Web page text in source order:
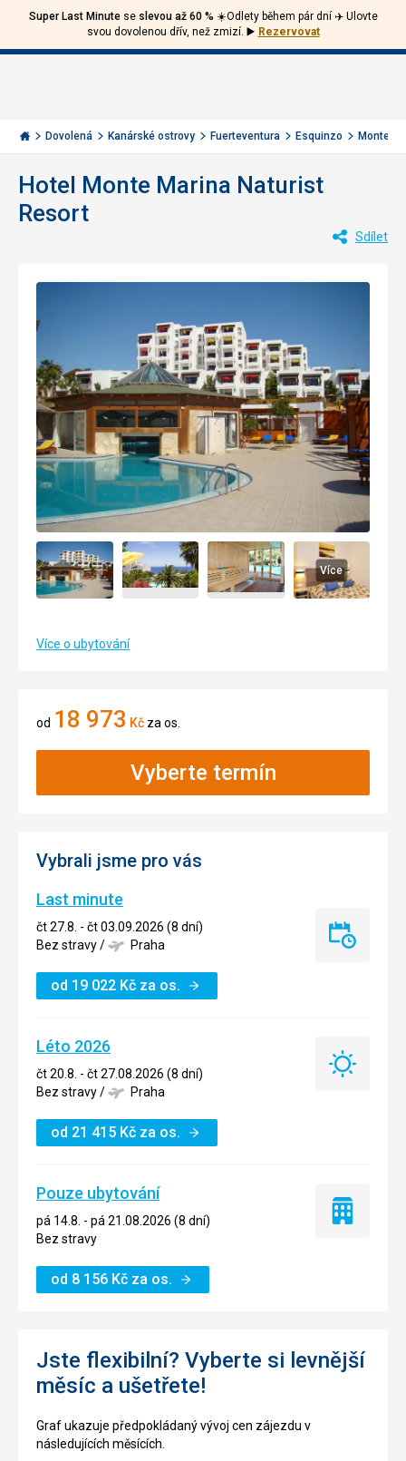
Jít
Invia.cz
Volejte
226
000
Přihlásit
se
Dovolená Kanárské ostrovy Fuerteventura Esquinzo Monte
Hotel Monte Marina Naturist
Resort
Sdílet
Více
Více o ubytování
od 18 973 Kč za os.
Vyberte termín
Vybrali jsme pro vás
Last minute
čt 27.8. - čt 03.09.2026 (8 dní)
Bez stravy/ Praha
od 19 022 Kč za os.
Last
Léto 2026
čt 20.8. - čt 27.08.2026 (8 dní)
Bez stravy/ Praha
od 21 415 Kč za os.
Léto
Pouze ubytování
pá 14.8. - pá 21.08.2026 (8 dní)
Bez stravy
od 8 156 Kč za os.
Pouze
Jste flexibilní? Vyberte si levnější
měsíc a ušetřete!
Graf ukazuje předpokládaný vývoj cen zájezdu v
následujících měsících.
Super Last Minutese slevou až 60 % ☀️Odlety během pár dní ✈️ Ulovte
svou dovolenou dřív, než zmizí. ▶️ Rezervovat